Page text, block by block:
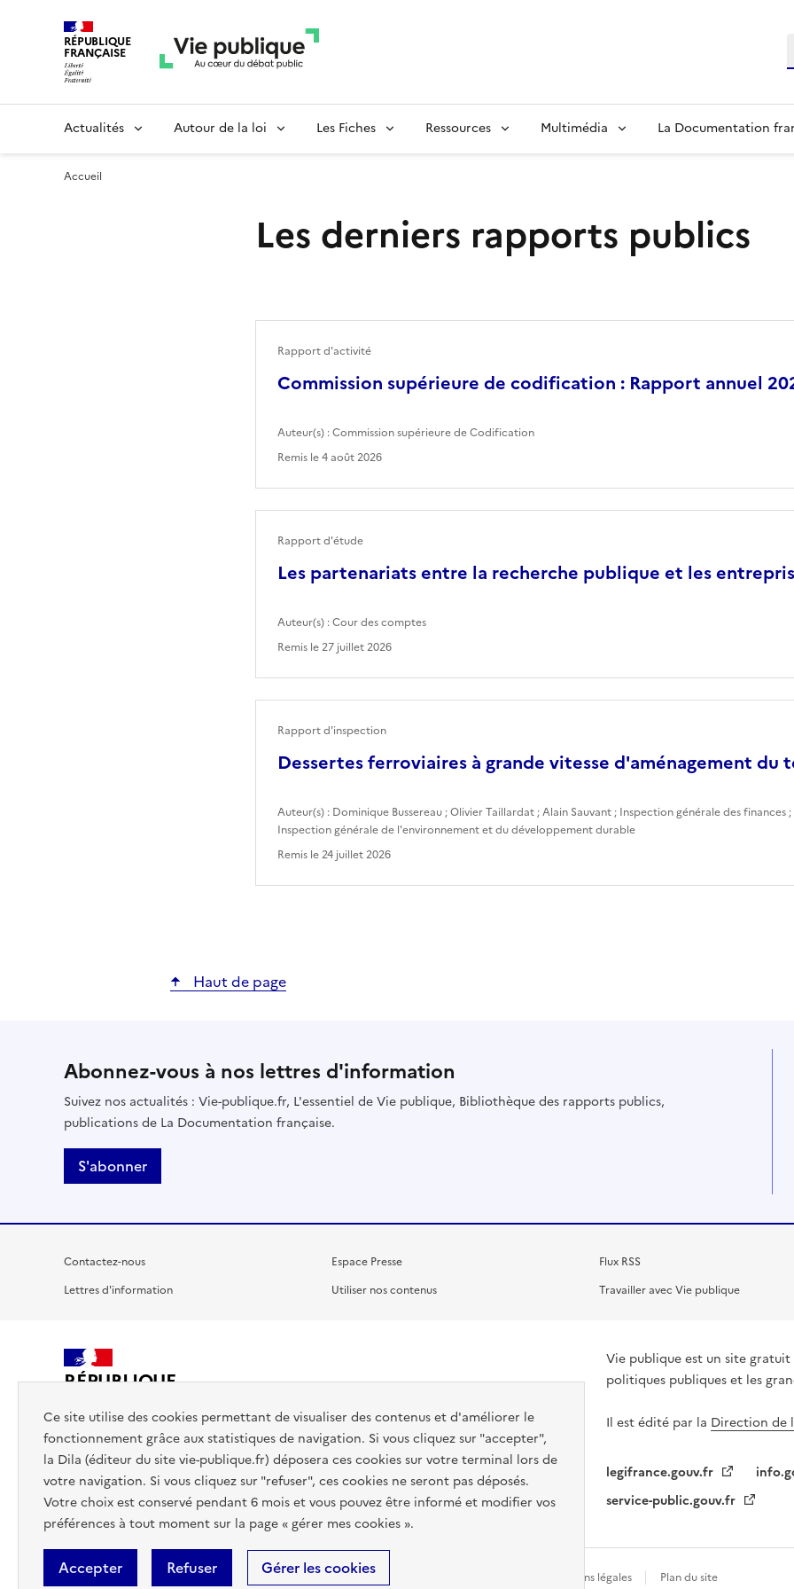
Ce site utilise des cookies permettant de visualiser des contenus et d'améliorer le
fonctionnement grâce aux statistiques de navigation. Si vous cliquez sur "accepter",
la Dila (éditeur du site vie-publique.fr) déposera ces cookies sur votre terminal lors de
votre navigation. Si vous cliquez sur "refuser", ces cookies ne seront pas déposés.
Votre choix est conservé pendant 6 mois et vous pouvez être informé et modifier vos
préférences à tout moment sur la page « gérer mes cookies ».
Accepter Refuser Gérer les cookies
RÉPUBLIQUE
FRANÇAISE
Actualités Autour de la loi Les Fiches Ressources Multimédia La Documentation
Accueil
Les derniers rapports publics
Commission supérieure de codification : Rapport annuel
Rapport d'activité
Auteur(s) :Commission supérieure de Codification
Remis le4 août 2026
Les partenariats entre la recherche publique et les
Rapport d'étude
Auteur(s) :Cour des comptes
Remis le27 juillet 2026
Dessertes ferroviaires à grande vitesse d'aménagement du
Rapport d'inspection
Auteur(s) : Dominique Bussereau ;Olivier Taillardat ;Alain Sauvant ; Inspection générale des finances ;
Inspection générale de l'environnement et du développement durable
Remis le24 juillet 2026
Haut de page
Abonnez-vous à nos lettres d'information
Suivez nos actualités : Vie-publique.fr, L'essentiel de Vie publique, Bibliothèque des rapports publics,
publications de La Documentation française.
S'abonner
Contactez-nous
Lettres d'information
Espace Presse
Utiliser nos contenus
Flux RSS
Travailler avec Vie publique
RÉPUBLIQUE
Vie publique est un site
politiques publiques et les
Il est édité par la Direction de
legifrance.gouv.fr
service-public.gouv.fr
Accessibilité : totalement conforme Données personnelles Mentions légales Plan du site